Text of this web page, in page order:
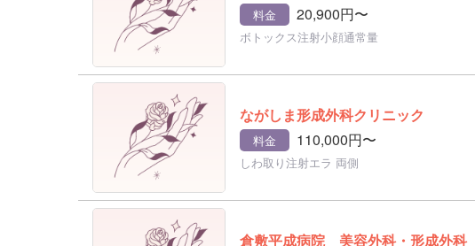
料金 20,900円〜
ボトックス注射小顔通常量
ながしま形成外科クリニック
料金 110,000円〜
しわ取り注射エラ 両側
倉敷平成病院 美容外科・形成外科